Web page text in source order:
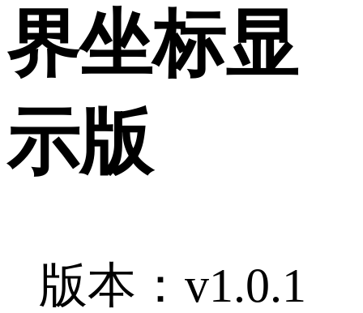
界坐标显
示版
版本：v1.0.1